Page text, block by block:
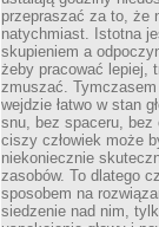
przepraszać za to, że
natychmiast. Istotna
skupieniem a
żeby pracować lepiej,
zmuszać.
wejdzie łatwo w stan
snu, bez spaceru, bez
ciszy człowiek może
niekoniecznie
zasobów. To dlatego
sposobem na
siedzenie nad nim,